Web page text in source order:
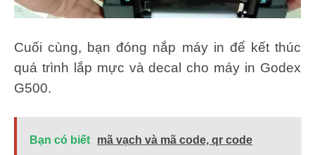
Cuối cùng, bạn đóng nắp máy in để kết thúc
quá trình lắp mực và decal cho máy in Godex
G500.
Bạn có biết mã vạch và mã code, qr code